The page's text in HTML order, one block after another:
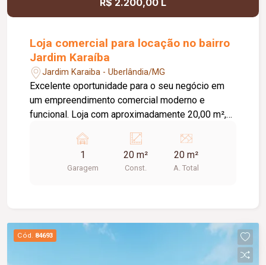
R$ 2.200,00 L
Loja comercial para locação no bairro
Jardim Karaíba
Jardim Karaiba - Uberlândia/MG
Excelente oportunidade para o seu negócio em
um empreendimento comercial moderno e
funcional. Loja com aproximadamente 20,00 m²,
espaço prático, bem estruturado e pronto para
receber clientes. O empreendimento oferece uma
completa infraestrutura compartilhada, contando
comodidade e autonomia para as operações do
dia a dia. Conta ainda com estacionamento
1
Garagem
20 m²
Const.
20 m²
A. Total
Cód. 84693